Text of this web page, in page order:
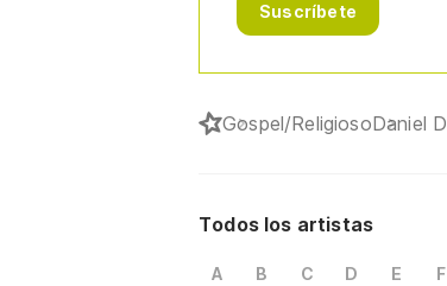
Suscríbete
Gospel/ReligiosoDaniel D
Todos los artistas
A B C D E F